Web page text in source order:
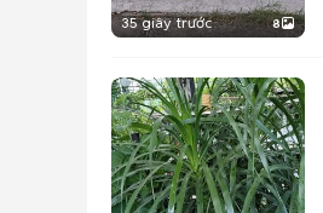
35 giây trước 8